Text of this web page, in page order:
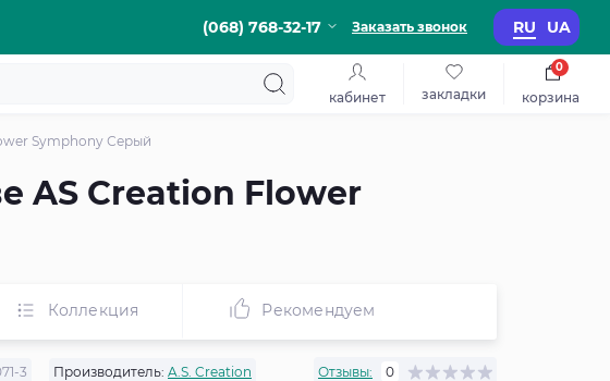
(068) 768-32-17 Заказать звонок RU UA
кабинет закладки корзина
0
Symphony Серый
AS Creation Flower
Коллекция Рекомендуем
3 Производитель: A.S. Creation Отзывы: 0